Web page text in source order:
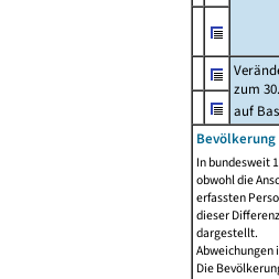
zum
auf
Bevölkerung
In bundesweit
obwohl die
erfassten
dieser
dargestellt.
Abweichungen
Die